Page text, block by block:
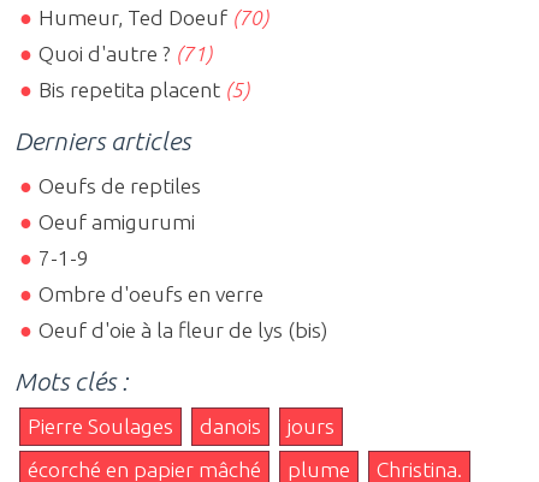
Humeur, Ted Doeuf (70)
Quoi d'autre ? (71)
Bis repetita placent (5)
Derniers articles
Oeufs de reptiles
Oeuf amigurumi
7-1-9
Ombre d'oeufs en verre
Oeuf d'oie à la fleur de lys (bis)
Mots clés :
Pierre Soulages danois
jours
écorché en papier mâché
plume
Christina.